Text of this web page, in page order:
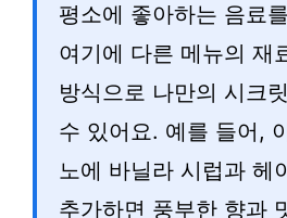
평소에 좋아하는 음료
여기에 다른 메뉴의 재
방식으로 나만의 시크
수 있어요. 예를 들어,
노에 바닐라 시럽과 헤
추가하면 풍부한 향과